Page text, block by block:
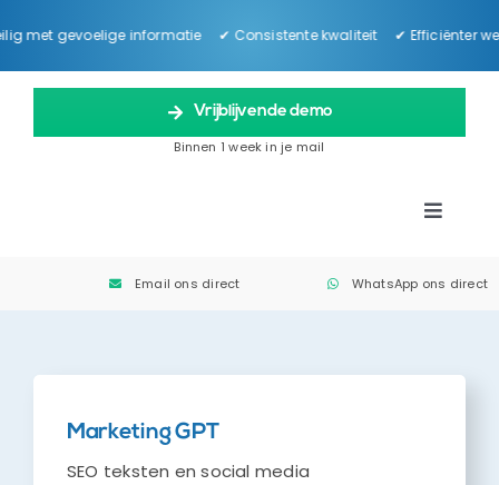
naar
inhoud
met gevoelige informatie ✔ Consistente kwaliteit ✔ Efficiënter
Toggle
Vrijblijvende demo
Binnen 1 week in je mail
Email ons direct WhatsApp ons direct
Marketing GPT
SEO teksten en social media